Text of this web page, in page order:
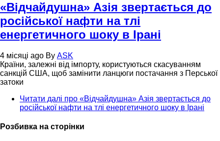
«Відчайдушна» Азія звертається до
російської нафти на тлі
енергетичного шоку в Ірані
4 місяці ago By ASK
Країни, залежні від імпорту, користуються скасуванням
санкцій США, щоб замінити ланцюги постачання з Перської
затоки
Читати далі про «Відчайдушна» Азія звертається до
російської нафти на тлі енергетичного шоку в Ірані
Розбивка на сторінки